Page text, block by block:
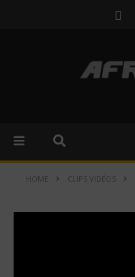
HOME CLIPS VIDÉOS